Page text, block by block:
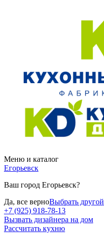
Меню и каталог
Егорьевск
Ваш город Егорьевск?
Да, все верноВыбрать другой
+7 (925) 918-78-13
Вызвать дизайнера на дом
Рассчитать кухню